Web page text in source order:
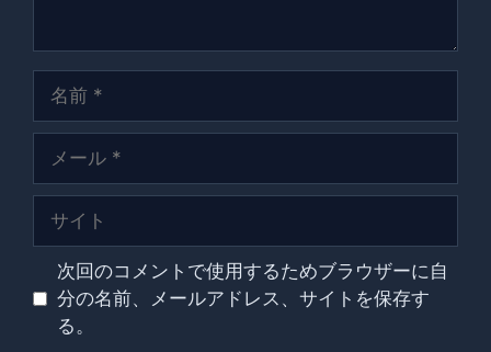
ル
次回のコメントで使用するためブラウザーに自
分の名前、メールアドレス、サイトを保存す
る。